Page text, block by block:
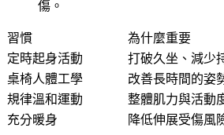
傷。
習慣
為什麼重要
定時起身活動
打破久坐、減少
桌椅人體工學
改善長時間的姿
規律溫和運動
整體肌力與活動
充分暖身
降低伸展受傷風